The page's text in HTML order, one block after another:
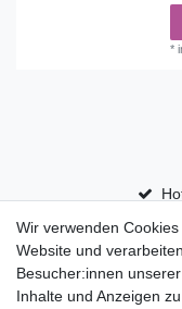
*
Wir verwenden
Website und
Besucher:innen
Inhalte und Anzeigen